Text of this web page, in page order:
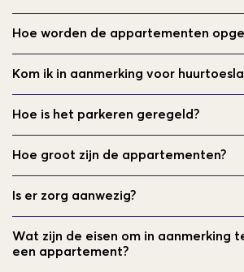
Hoe worden de appartementen
Kom ik in aanmerking voor
Hoe is het parkeren geregeld?
Hoe groot zijn de appartementen?
Is er zorg aanwezig?
Wat zijn de eisen om in aanmerking
een appartement?